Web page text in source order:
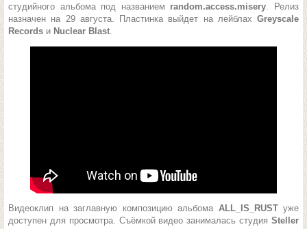
студийного альбома под названием random.access.misery. Релиз
назначен на 29 августа. Пластинка выйдет на лейблах Greyscale
Records и Nuclear Blast.
Видеоклип на заглавную композицию альбома ALL_IS_RUST уже
доступен для просмотра. Съёмкой видео занималась студия Steller